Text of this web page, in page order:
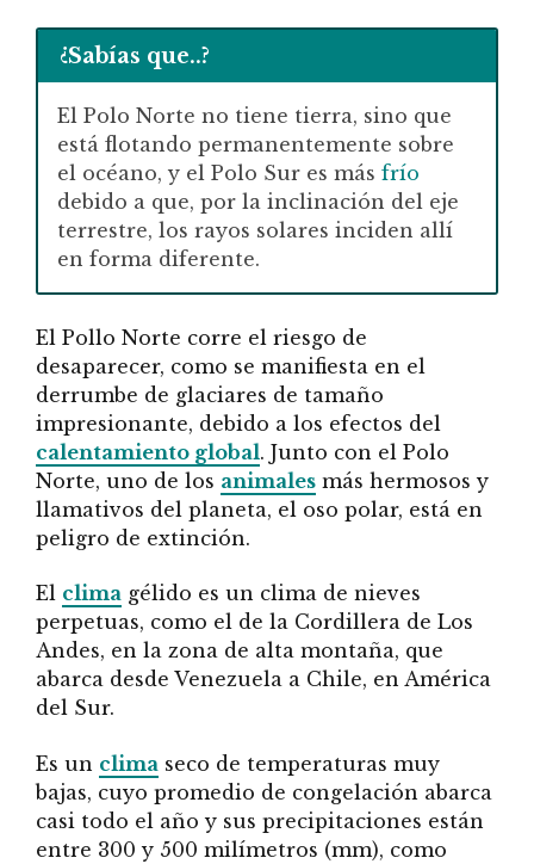
¿Sabías que..?
El Polo Norte no tiene tierra, sino que
está flotando permanentemente sobre
el océano, y el Polo Sur es más frío
debido a que, por la inclinación del eje
terrestre, los rayos solares inciden allí
en forma diferente.
El Pollo Norte corre el riesgo de
desaparecer, como se manifiesta en el
derrumbe de glaciares de tamaño
impresionante, debido a los efectos del
calentamiento global. Junto con el Polo
Norte, uno de los animales más hermosos y
llamativos del planeta, el oso polar, está en
peligro de extinción.
El clima gélido es un clima de nieves
perpetuas, como el de la Cordillera de Los
Andes, en la zona de alta montaña, que
abarca desde Venezuela a Chile, en América
del Sur.
Es un clima seco de temperaturas muy
bajas, cuyo promedio de congelación abarca
casi todo el año y sus precipitaciones están
entre 300 y 500 milímetros (mm), como